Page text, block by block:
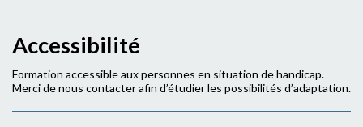
Accessibilité
Formation accessible aux personnes en situation de handicap.
Merci de nous contacter afin d’étudier les possibilités d’adaptation.